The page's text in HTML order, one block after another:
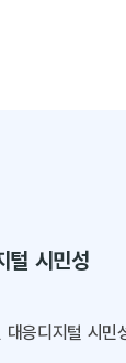
털 시민성
응디지털 시민